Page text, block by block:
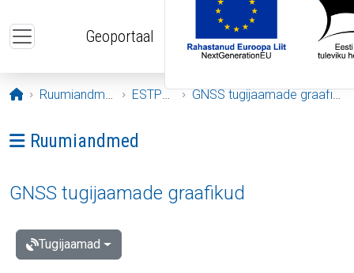
Geoportaal
Avaleht
Ruumiandmed ESTPOS GNSS tugijaamade graafikud
Ava menüü: Ruumiandmed
Ruumiandmed
GNSS tugijaamade graafikud
Tugijaamad